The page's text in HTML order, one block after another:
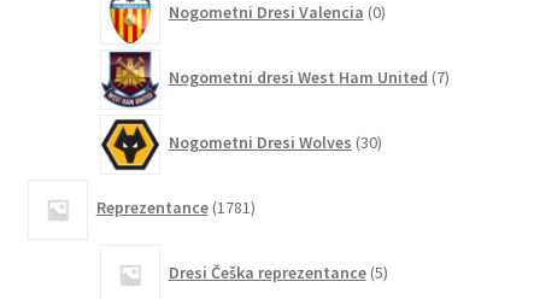
Nogometni Dresi Valencia 0izdelkov
Nogometni dresi West Ham United 7izdelkov
Nogometni Dresi Wolves 30izdelkov
Reprezentance 1781izdelkov
Dresi Češka reprezentance 5izdelkov